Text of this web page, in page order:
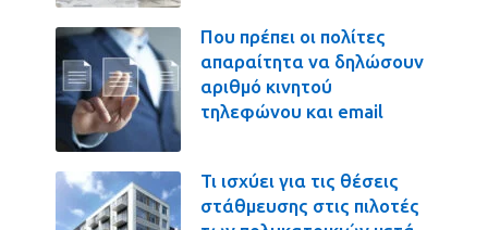
Που πρέπει οι πολίτες
απαραίτητα να δηλώσουν
αριθμό κινητού
τηλεφώνου και email
Τι ισχύει για τις θέσεις
στάθμευσης στις πιλοτές